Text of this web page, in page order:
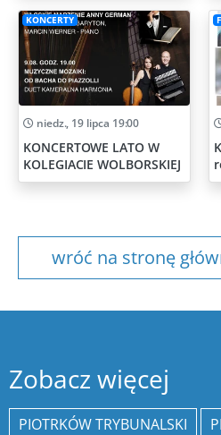
KONCERTY
niedz., 19 lipca 19:00
KONCERTOWE LATO W
KOLEGIACIE WOLBORSKIEJ
wróć na stronę
Zobacz więcej
PIOTRKÓW TRYBUNALSKI